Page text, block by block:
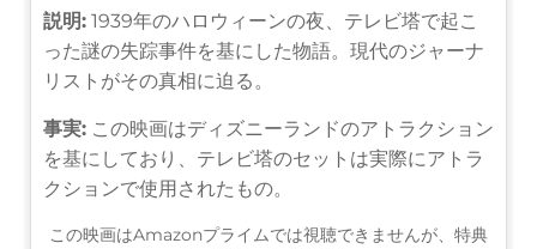
説明: 1939年のハロウィーンの夜、テレビ塔で起こ
った謎の失踪事件を基にした物語。現代のジャーナ
リストがその真相に迫る。
事実: この映画はディズニーランドのアトラクション
を基にしており、テレビ塔のセットは実際にアトラ
クションで使用されたもの。
この映画はAmazonプライムでは視聴できませんが、特典